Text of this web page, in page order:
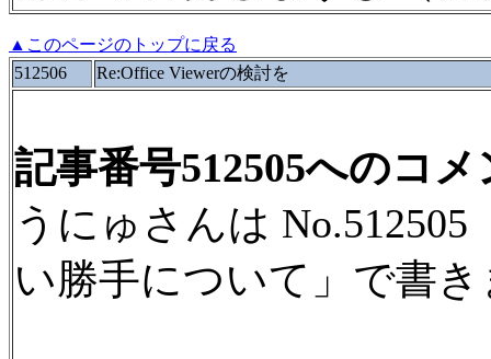
▲このページのトップに戻る
512506
Re:Office Viewerの検討を
記事番号512505へのコメ
うにゅさんは
い勝手について」で書